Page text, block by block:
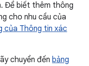
Để biết thêm thông
cho nhu cầu của
của Thông tin xác
chuyển đến bảng